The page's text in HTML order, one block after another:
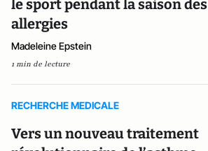
le sport pendant la saison des
allergies
Madeleine Epstein
1 min de lecture
RECHERCHE MEDICALE
Vers un nouveau traitement